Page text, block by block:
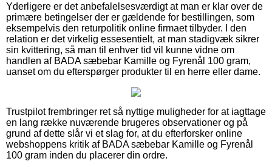
Yderligere er det anbefalelsesværdigt at man er klar over de
primære betingelser der er gældende for bestillingen, som
eksempelvis den returpolitik online firmaet tilbyder. I den
relation er det virkelig essesentielt, at man stadigvæk sikrer
sin kvittering, så man til enhver tid vil kunne vidne om
handlen af BADA sæbebar Kamille og Fyrenål 100 gram,
uanset om du efterspørger produkter til en herre eller dame.
Trustpilot frembringer ret så nyttige muligheder for at iagttage
en lang række nuværende brugeres observationer og på
grund af dette slår vi et slag for, at du efterforsker online
webshoppens kritik af BADA sæbebar Kamille og Fyrenål
100 gram inden du placerer din ordre.